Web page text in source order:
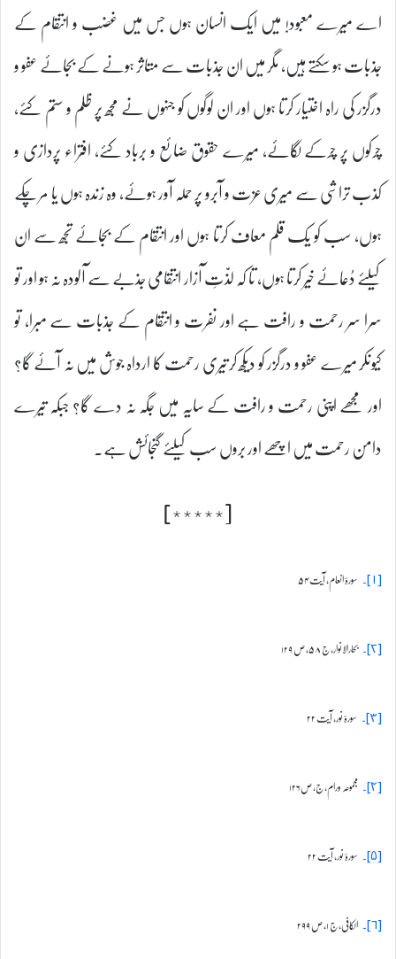
اے میرے معبود! میں ایک انسان ہوں جس میں غضب و انتقام کے
جذبات ہو سکتے ہیں، مگر میں ان جذبات سے متاثر ہونے کے بجائے عفو و
درگزر کی راہ اختیار کرتا ہوں اور ان لوگوں کو جنہوں نے مجھ پر ظلم و ستم کئے،
چرکوں پر چرکے لگائے، میرے حقوق ضائع و برباد کئے، افتراء پردازی و
کذب تراشی سے میری عزت و آبرو پر حملہ آور ہوئے، وہ زندہ ہوں یا مر چکے
ہوں، سب کو یک قلم معاف کرتا ہوں اور انتقام کے بجائے تجھ سے ان
کیلئے دُعائے خیر کرتا ہوں، تا کہ لذّتِ آزار انتقامی جذبے سے آلودہ نہ ہو اور تو
سرا سر رحمت و رافت ہے اور نفرت و انتقام کے جذبات سے مبرا، تو
کیونکر میرے عفو و درگزر کو دیکھ کر تیری رحمت کا ارداہ جوش میں نہ آئے گا؟
اور مجھے اپنی رحمت و رافت کے سایہ میں جگہ نہ دے گا؟ جبکہ تیرے
دامن رحمت میں اچھے اور بروں سب کیلئے گنجائش ہے۔
[٭٭٭٭٭]
[۱]۔ سورۂ انعام، آیت ۵۴
[۲]۔ بحارالانوار، ج ۵۸، ص ۱۲۹
[۳]۔ سورۂ نور، آیت ۲۲
[۴]۔ مجموعہ ورام، ج، ص ۱۲۶
[۵]۔ سورۂ نور، آیت ۲۲
[۶]۔ الکافی، ج ۱، ص ۲۹۹